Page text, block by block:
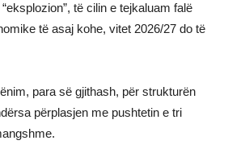
të cilin e tejkaluam falë
të asaj kohe, vitet 2026/27 do të
para së gjithash, për strukturën
përplasjen me pushtetin e tri